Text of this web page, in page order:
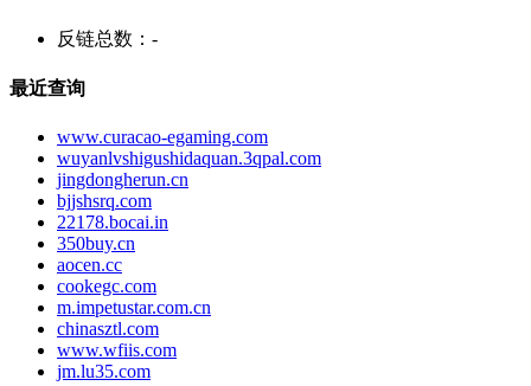
反链总数： -
最近查询
www.curacao-egaming.com
wuyanlvshigushidaquan.3qpal.com
jingdongherun.cn
bjjshsrq.com
22178.bocai.in
350buy.cn
aocen.cc
cookegc.com
m.impetustar.com.cn
chinasztl.com
www.wfiis.com
jm.lu35.com